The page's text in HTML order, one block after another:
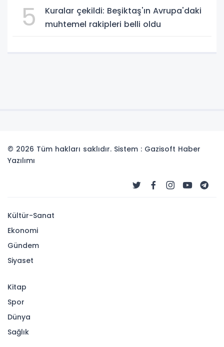
5
Kuralar çekildi: Beşiktaş'ın Avrupa'daki
muhtemel rakipleri belli oldu
© 2026 Tüm hakları saklıdır. Sistem : Gazisoft Haber
Yazılımı
Kültür-Sanat
Ekonomi
Gündem
Siyaset
Kitap
Spor
Dünya
Sağlık